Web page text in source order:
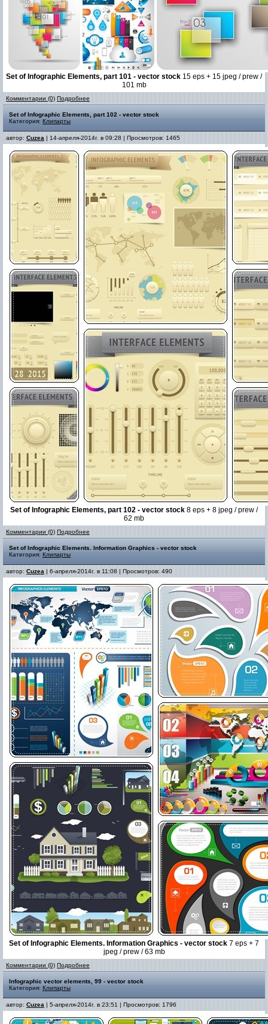
Set of Infographic Elements, part 101 - vector stock 15 eps + 15 jpeg / prew /
101 mb
Комментарии (0) Подробнее
Set of Infographic Elements, part 102 - vector stock
Категория: Клипарты
автор: Cuzea | 14-апреля-2014г. в 09:28 | Просмотров: 1465
Set of Infographic Elements, part 102 - vector stock 8 eps + 8 jpeg / prew /
62 mb
Комментарии (0) Подробнее
Set of Infographic Elements. Information Graphics - vector stock
Категория: Клипарты
автор: Cuzea | 6-апреля-2014г. в 11:08 | Просмотров: 490
Set of Infographic Elements. Information Graphics - vector stock 7 eps + 7
jpeg / prew / 63 mb
Комментарии (0) Подробнее
Infographic vector elements, 99 - vector stock
Категория: Клипарты
автор: Cuzea | 5-апреля-2014г. в 23:51 | Просмотров: 1796